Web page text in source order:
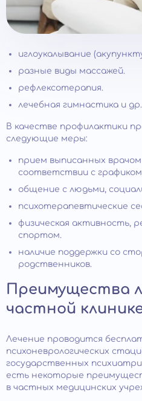
иглоукалывание
разные виды массажей.
рефлексотерапия.
лечебная гимнастика и др.
В качестве профилактики
следующие меры:
прием выписанных
соответствии с
общение с людьми,
психотерапевтические
физическая активность,
спортом.
наличие поддержки со
родственников.
Преимущества
частной
Лечение проводится
психоневрологических
государственных
есть некоторые
в частных медицинских